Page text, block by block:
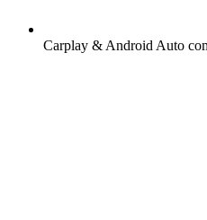
Carplay & Android Auto